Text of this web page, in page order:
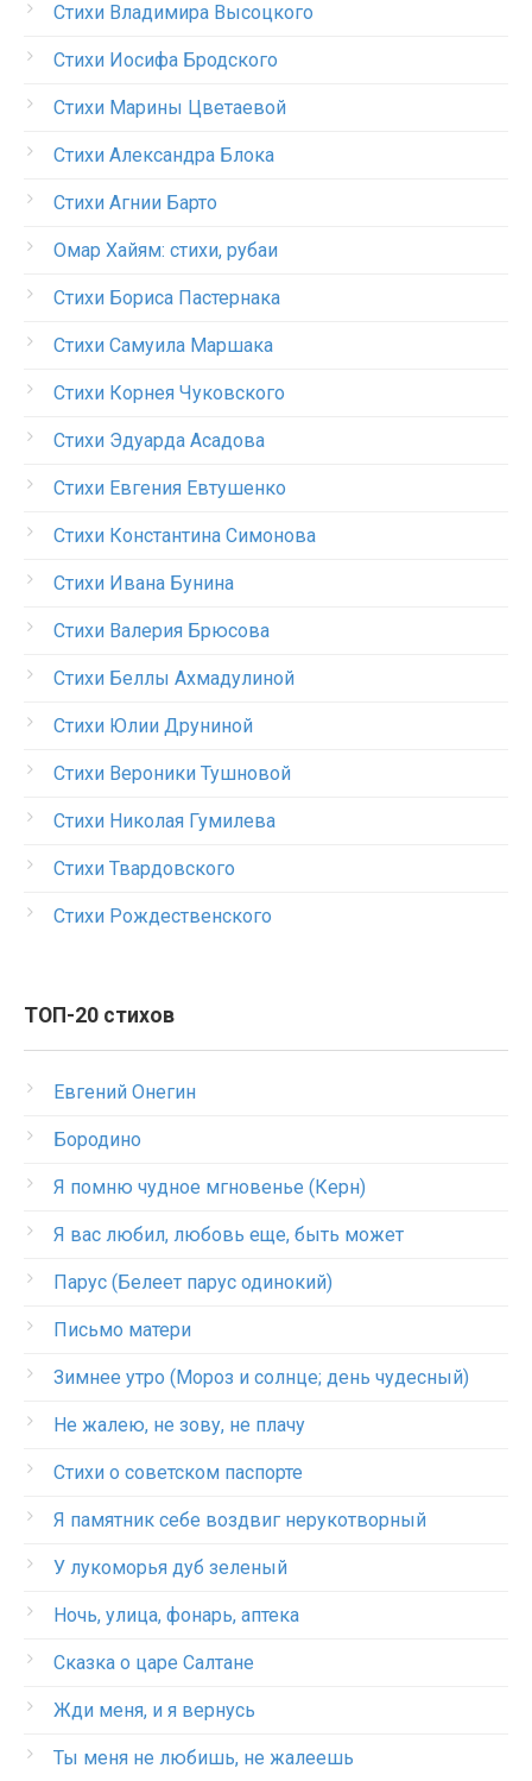
Стихи Владимира Высоцкого
Стихи Иосифа Бродского
Стихи Марины Цветаевой
Стихи Александра Блока
Стихи Агнии Барто
Омар Хайям: стихи, рубаи
Стихи Бориса Пастернака
Стихи Самуила Маршака
Стихи Корнея Чуковского
Стихи Эдуарда Асадова
Стихи Евгения Евтушенко
Стихи Константина Симонова
Стихи Ивана Бунина
Стихи Валерия Брюсова
Стихи Беллы Ахмадулиной
Стихи Юлии Друниной
Стихи Вероники Тушновой
Стихи Николая Гумилева
Стихи Твардовского
Стихи Рождественского
ТОП-20 стихов
Евгений Онегин
Бородино
Я помню чудное мгновенье (Керн)
Я вас любил, любовь еще, быть может
Парус (Белеет парус одинокий)
Письмо матери
Зимнее утро (Мороз и солнце; день чудесный)
Не жалею, не зову, не плачу
Стихи о советском паспорте
Я памятник себе воздвиг нерукотворный
У лукоморья дуб зеленый
Ночь, улица, фонарь, аптека
Сказка о царе Салтане
Жди меня, и я вернусь
Ты меня не любишь, не жалеешь